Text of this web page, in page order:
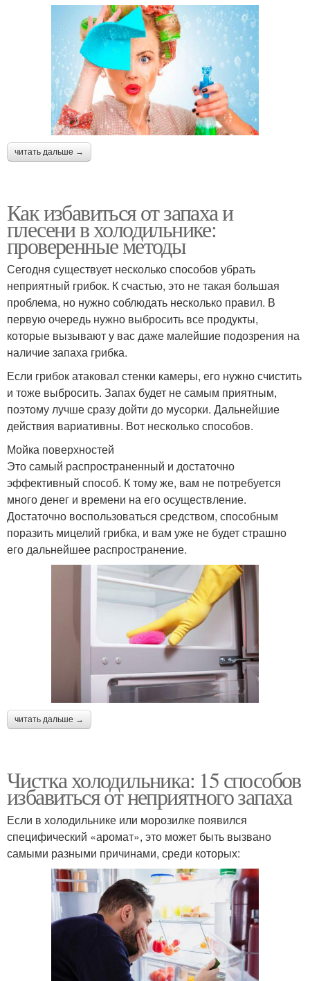
читать дальше →
Как избавиться от запаха и
плесени в холодильнике:
проверенные методы
Сегодня существует несколько способов убрать
неприятный грибок. К счастью, это не такая большая
проблема, но нужно соблюдать несколько правил. В
первую очередь нужно выбросить все продукты,
которые вызывают у вас даже малейшие подозрения на
наличие запаха грибка.
Если грибок атаковал стенки камеры, его нужно счистить
и тоже выбросить. Запах будет не самым приятным,
поэтому лучше сразу дойти до мусорки. Дальнейшие
действия вариативны. Вот несколько способов.
Мойка поверхностей
Это самый распространенный и достаточно
эффективный способ. К тому же, вам не потребуется
много денег и времени на его осуществление.
Достаточно воспользоваться средством, способным
поразить мицелий грибка, и вам уже не будет страшно
его дальнейшее распространение.
читать дальше →
Чистка холодильника: 15 способов
избавиться от неприятного запаха
Если в холодильнике или морозилке появился
специфический «аромат», это может быть вызвано
самыми разными причинами, среди которых: